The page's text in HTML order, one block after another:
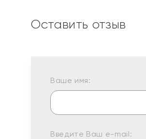
Оставить отзыв
Ваше имя:
Введите Ваш e-mail: